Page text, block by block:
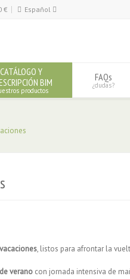
€
Español
CATÁLOGO Y
BIM
productos
FAQs
¿dudas?
, listos para afrontar la
verano con jornada intensiva de